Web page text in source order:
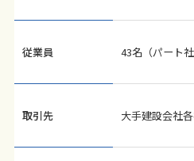
従業員 43名（パート
取引先 大手建設会社